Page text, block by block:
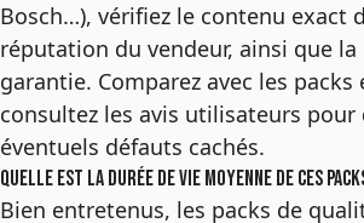
Bosch…), vérifiez le contenu exact
réputation du vendeur, ainsi que la
garantie. Comparez avec les
consultez les avis utilisateurs pour
éventuels défauts cachés.
Quelle est la durée de vie moyenne de ces
Bien entretenus, les packs de